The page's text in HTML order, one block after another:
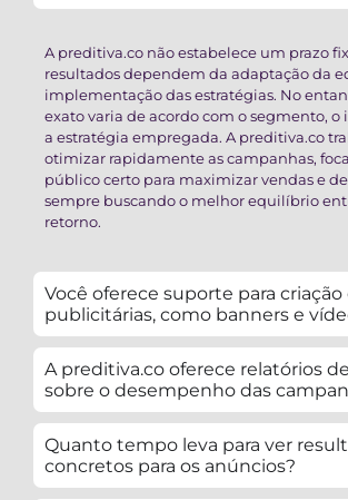
A preditiva.co não estabelece um prazo
resultados dependem da adaptação da
implementação das estratégias. No
exato varia de acordo com o segmento,
a estratégia empregada. A preditiva.co
otimizar rapidamente as campanhas,
público certo para maximizar vendas e
sempre buscando o melhor equilíbrio
retorno.
Você oferece suporte para criação
publicitárias, como banners e
A preditiva.co oferece relatórios
sobre o desempenho das
Quanto tempo leva para ver
concretos para os anúncios?